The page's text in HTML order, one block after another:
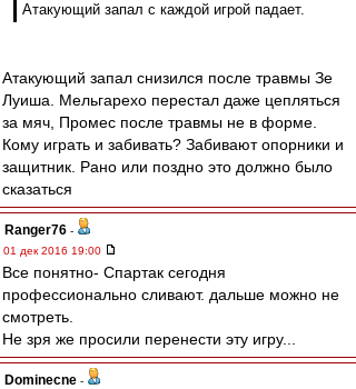
Атакующий запал с каждой игрой падает.
Атакующий запал снизился после травмы Зе
Луиша. Мельгарехо перестал даже цепляться
за мяч, Промес после травмы не в форме.
Кому играть и забивать? Забивают опорники и
защитник. Рано или поздно это должно было
сказаться
Ranger76 -
01 дек 2016 19:00
Все понятно- Спартак сегодня
профессионально сливают. дальше можно не
смотреть.
Не зря же просили перенести эту игру...
Dominecne -